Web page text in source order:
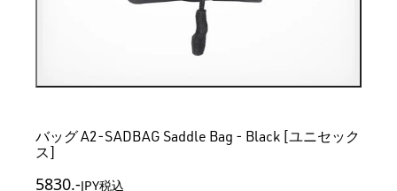
バッグ A2-SADBAG Saddle Bag - Black [ユニセック
ス]
5830.-JPY税込